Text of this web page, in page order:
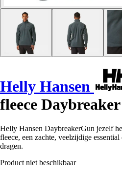
Helly Hansen
fleece Daybreaker
Helly Hansen DaybreakerGun jezelf
fleece, een zachte, veelzijdige
dragen.
Product niet beschikbaar